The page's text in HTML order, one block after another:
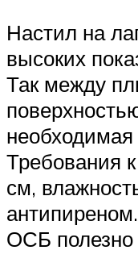
Настил на
высоких
Так между
Требования
см,
ОСБ полезно